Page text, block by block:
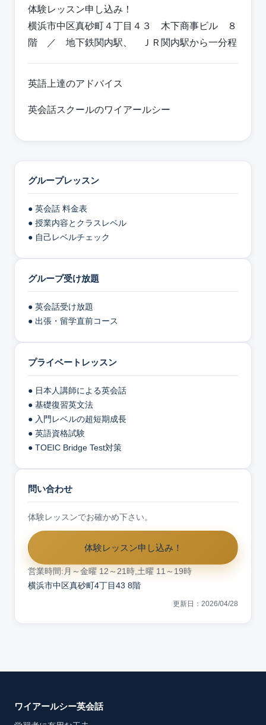
体験レッスン申し込み！
横浜市中区真砂町４丁目４３ 木下商事ビル ８
階 ／ 地下鉄関内駅、 ＪＲ関内駅から一分程
英語上達のアドバイス
英会話スクールのワイアールシー
グループレッスン
● 英会話 料金表
● 授業内容とクラスレベル
● 自己レベルチェック
グループ受け放題
● 英会話受け放題
● 出張・留学直前コース
プライベートレッスン
● 日本人講師による英会話
● 基礎復習英文法
● 入門レベルの超短期成長
● 英語資格試験
● TOEIC Bridge Test対策
問い合わせ
体験レッスンでお確かめ下さい。
体験レッスン申し込み！
営業時間:月～金曜 12～21時,土曜 11～19時
横浜市中区真砂町4丁目43 8階
更新日：2026/04/28
ワイアールシー英会話